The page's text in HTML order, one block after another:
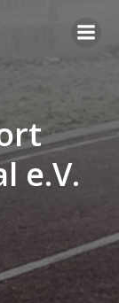
e.V.